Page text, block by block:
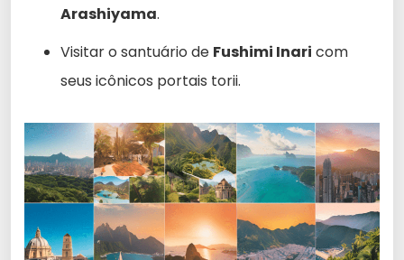
Arashiyama.
Visitar o santuário de Fushimi Inari com
seus icônicos portais torii.